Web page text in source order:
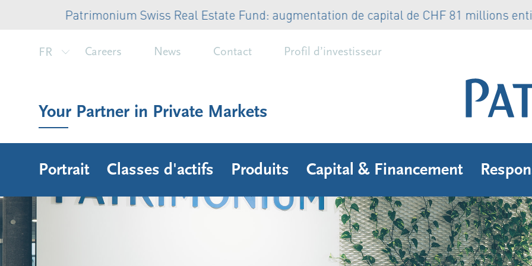
Patrimonium Swiss Real Estate Fund: augmentation de capital de CHF 81 millions
FR Careers News Contact Profil d’investisseur
Your Partner in Private Markets
Portrait Classes d'actifs Produits Capital & Financement